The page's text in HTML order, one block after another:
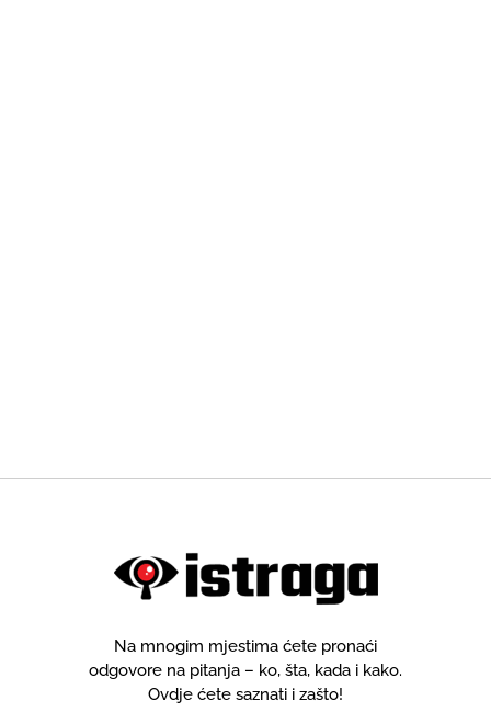
Na mnogim mjestima ćete pronaći
odgovore na pitanja – ko, šta, kada i kako.
Ovdje ćete saznati i zašto!